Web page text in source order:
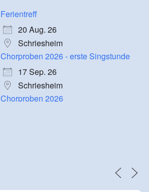
Ferientreff
20 Aug. 26
Schriesheim
Chorproben 2026 - erste Singstunde
17 Sep. 26
Schriesheim
Chorproben 2026